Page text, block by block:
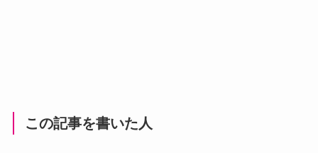
この記事を書いた人